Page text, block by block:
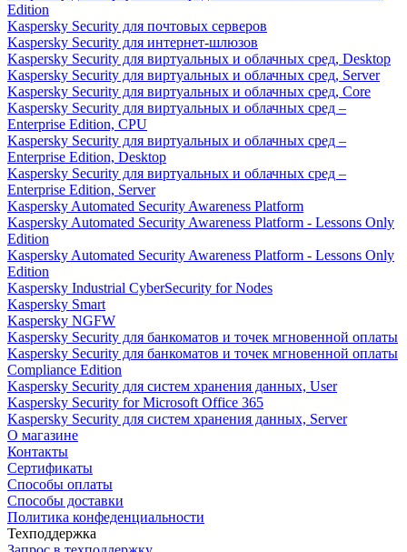
Edition
Kaspersky Security для почтовых серверов
Kaspersky Security для интернет-шлюзов
Kaspersky Security для виртуальных и облачных сред, Desktop
Kaspersky Security для виртуальных и облачных сред, Server
Kaspersky Security для виртуальных и облачных сред, Core
Kaspersky Security для виртуальных и облачных сред –
Enterprise Edition, CPU
Kaspersky Security для виртуальных и облачных сред –
Enterprise Edition, Desktop
Kaspersky Security для виртуальных и облачных сред –
Enterprise Edition, Server
Kaspersky Automated Security Awareness Platform
Kaspersky Automated Security Awareness Platform - Lessons Only
Edition
Kaspersky Automated Security Awareness Platform - Lessons Only
Edition
Kaspersky Industrial CyberSecurity for Nodes
Kaspersky Smart
Kaspersky NGFW
Kaspersky Security для банкоматов и точек мгновенной оплаты
Kaspersky Security для банкоматов и точек мгновенной оплаты
Compliance Edition
Kaspersky Security для систем хранения данных, User
Kaspersky Security for Microsoft Office 365
Kaspersky Security для систем хранения данных, Server
О магазине
Контакты
Сертификаты
Способы оплаты
Способы доставки
Политика конфеденциальности
Техподдержка